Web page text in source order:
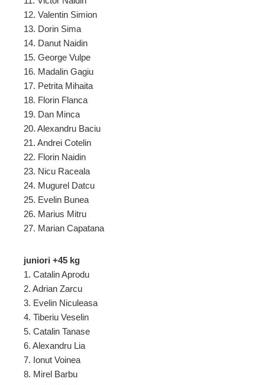
12. Valentin Simion
13. Dorin Sima
14. Danut Naidin
15. George Vulpe
16. Madalin Gagiu
17. Petrita Mihaita
18. Florin Flanca
19. Dan Minca
20. Alexandru Baciu
21. Andrei Cotelin
22. Florin Naidin
23. Nicu Raceala
24. Mugurel Datcu
25. Evelin Bunea
26. Marius Mitru
27. Marian Capatana
juniori +45 kg
1. Catalin Aprodu
2. Adrian Zarcu
3. Evelin Niculeasa
4. Tiberiu Veselin
5. Catalin Tanase
6. Alexandru Lia
7. Ionut Voinea
8. Mirel Barbu